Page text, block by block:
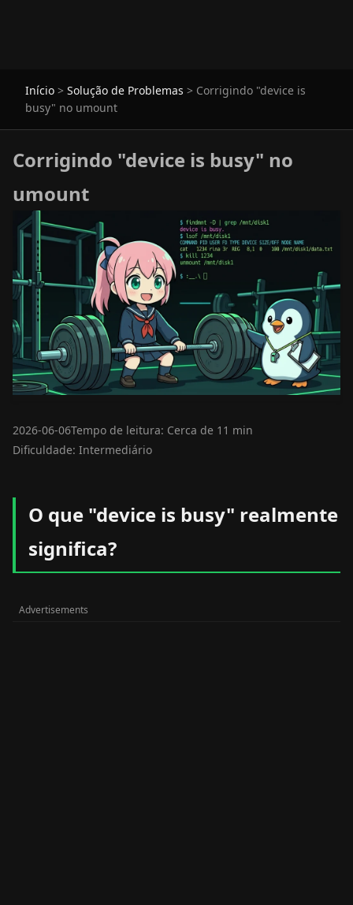
Início > Solução de Problemas > Corrigindo "device is
busy" no umount
Corrigindo "device is busy" no
umount
2026-06-06Tempo de leitura: Cerca de 11 min
Dificuldade: Intermediário
O que "device is busy" realmente
significa?